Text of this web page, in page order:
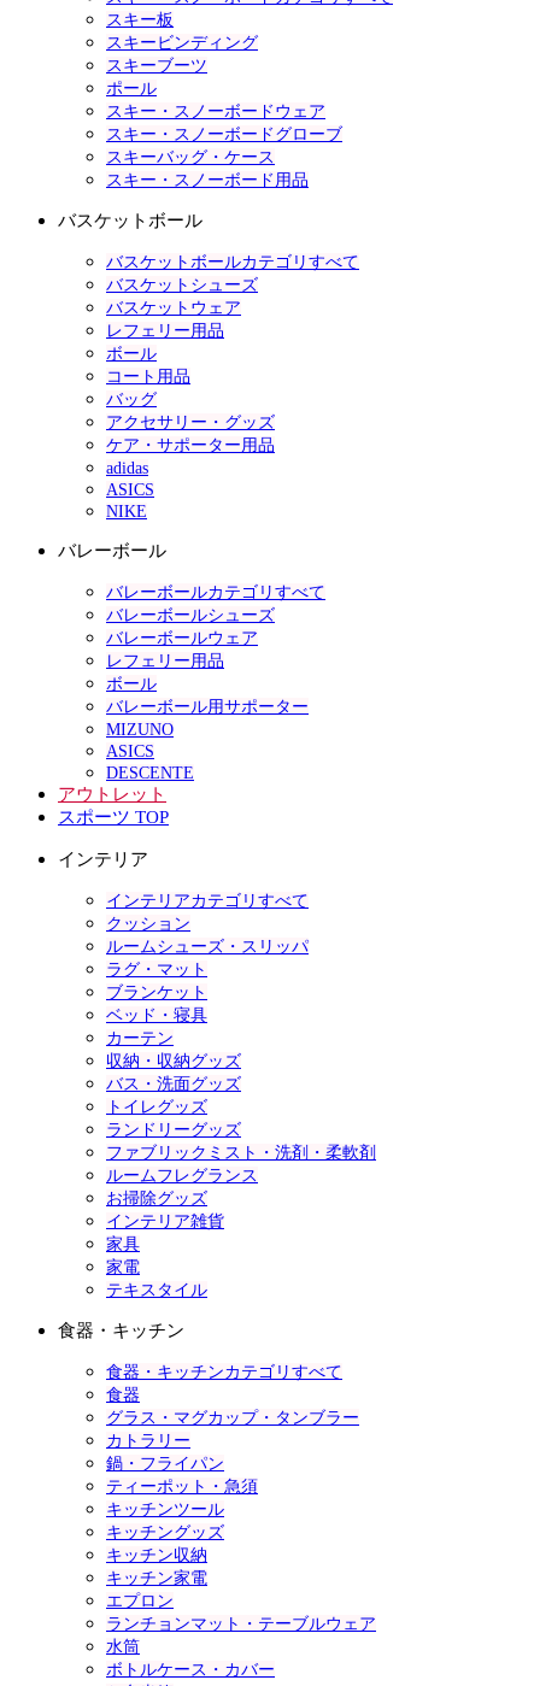
スキー板
スキービンディング
スキーブーツ
ポール
スキー・スノーボードウェア
スキー・スノーボードグローブ
スキーバッグ・ケース
スキー・スノーボード用品
バスケットボール
バスケットボールカテゴリすべて
バスケットシューズ
バスケットウェア
レフェリー用品
ボール
コート用品
バッグ
アクセサリー・グッズ
ケア・サポーター用品
adidas
ASICS
NIKE
バレーボール
バレーボールカテゴリすべて
バレーボールシューズ
バレーボールウェア
レフェリー用品
ボール
バレーボール用サポーター
MIZUNO
ASICS
DESCENTE
アウトレット
スポーツ TOP
インテリア
インテリアカテゴリすべて
クッション
ルームシューズ・スリッパ
ラグ・マット
ブランケット
ベッド・寝具
カーテン
収納・収納グッズ
バス・洗面グッズ
トイレグッズ
ランドリーグッズ
ファブリックミスト・洗剤・柔軟剤
ルームフレグランス
お掃除グッズ
インテリア雑貨
家具
家電
テキスタイル
食器・キッチン
食器・キッチンカテゴリすべて
食器
グラス・マグカップ・タンブラー
カトラリー
鍋・フライパン
ティーポット・急須
キッチンツール
キッチングッズ
キッチン収納
キッチン家電
エプロン
ランチョンマット・テーブルウェア
水筒
ボトルケース・カバー